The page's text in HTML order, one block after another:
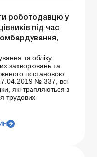
роботодавцю у
під час
та обліку
захворювань та
постановою
17.04.2019 № 337, всі
які трапляються з
трудових